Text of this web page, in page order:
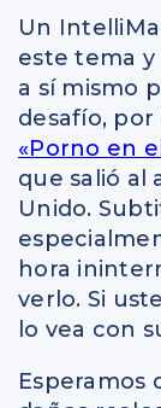
Un
este tema
a sí mismo
desafío,
«Porno en
que salió al
Unido.
hora
verlo. Si
lo vea con
Esperamos